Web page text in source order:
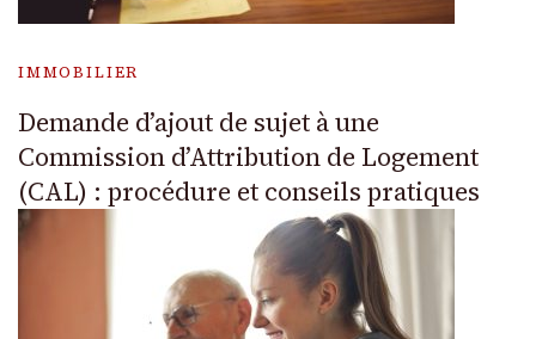
IMMOBILIER
Demande d’ajout de sujet à une
Commission d’Attribution de Logement
(CAL) : procédure et conseils pratiques